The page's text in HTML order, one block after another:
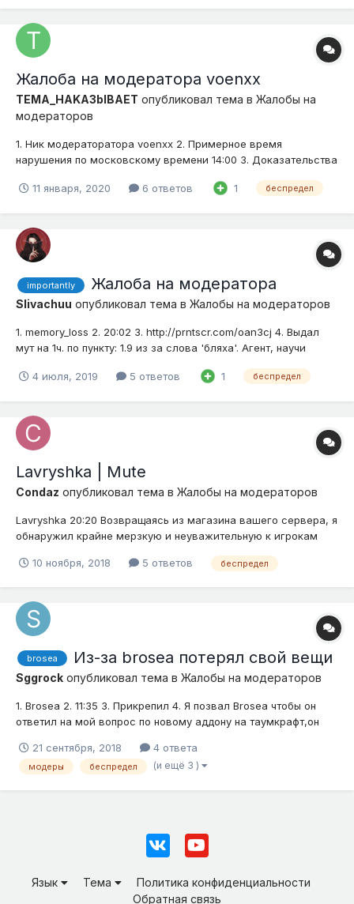
Жалоба на модератора voenxx
TEMA_HAKA3blBAET опубликовал тема в Жалобы на
модераторов
1. Ник модераторатора voenxx 2. Примерное время
нарушения по московскому времени 14:00 3. Доказательства
https://imageban.ru/show/2020/01/11/ba2ea2e6805b88d0e6ece
11 января, 2020 6 ответов 1 беспредел
importantly Жалоба на модератора
Slivachuu опубликовал тема в Жалобы на модераторов
1. memory_loss 2. 20:02 3. http://prntscr.com/oan3cj 4. Выдал
мут на 1ч. по пункту: 1.9 из за слова 'бляха'. Агент, научи
4 июля, 2019
5 ответов 1 беспредел
Lavryshka | Mute
Condaz опубликовал тема в Жалобы на модераторов
Lavryshka 20:20 Возвращаясь из магазина вашего сервера, я
обнаружил крайне мерзкую и неуважительную к игрокам
половой орган в возбужденном состоянии. Я оказался
игрокам! Я решил...
10 ноября, 2018 5 ответов беспредел
brosea Из-за brosea потерял свой вещи
Sggrock опубликовал тема в Жалобы на модераторов
1. Brosea 2. 11:35 3. Прикрепил 4. Я позвал Brosea чтобы он
ответил на мой вопрос по новому аддону на таумкрафт,он
глазами,Потом я рассказал ему про блок который меня убил
и я потерял все свой вещи,он спросил что это за блок,я...
21 сентября, 2018 4 ответа
модеры беспредел (и ещё 3 )
Язык Тема
Политика конфиденциальности
Обратная связь